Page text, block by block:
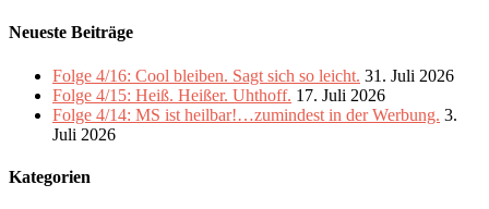
Neueste Beiträge
Folge 4/16: Cool bleiben. Sagt sich so leicht. 31. Juli 2026
Folge 4/15: Heiß. Heißer. Uhthoff. 17. Juli 2026
Folge 4/14: MS ist heilbar!…zumindest in der Werbung. 3.
Juli 2026
Kategorien